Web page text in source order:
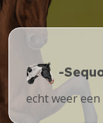
-
echt weer